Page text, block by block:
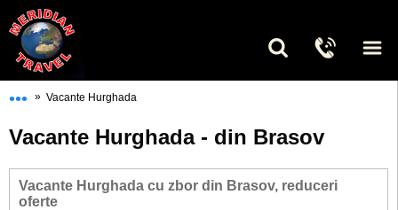
••• » Vacante Hurghada
Vacante Hurghada - din Brasov
Vacante Hurghada cu zbor din Brasov, reduceri
oferte